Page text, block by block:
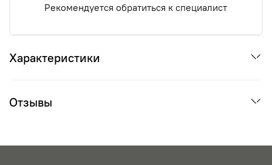
Рекомендуется обратиться к специалист
Характеристики
Отзывы